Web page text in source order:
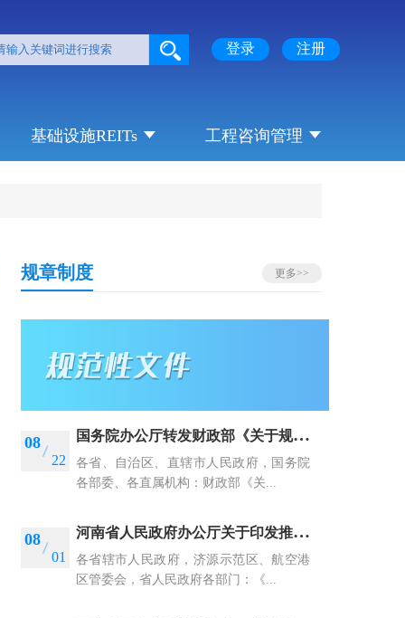
登录 注册
基础设施REITs 工程咨询管理
更多>>
规章制度
08
22
国
务院办公厅转发财政部《关于规范政府和社会资本合作存量项目建设和运营的指导意见》的通知
各省、自治区、直辖市人民政府，国务院
各部委、各直属机构：财政部《关...
08
01
河
南省人民政府办公厅关于印发推进2025年下半年经济持续向上向好若干政策措施的通知
各省辖市人民政府，济源示范区、航空港
区管委会，省人民政府各部门：《...